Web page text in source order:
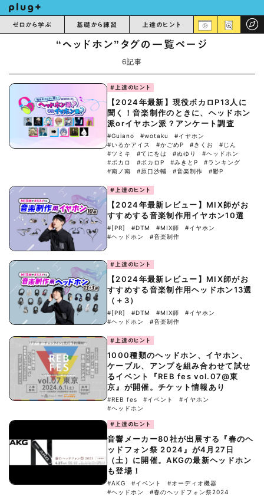
ゼロから学ぶ 基礎から練習 上達のヒント
“ヘッドホン”タグの一覧ページ
6記事
#上達のヒント
【2024年最新】現役ボカロP13人に
聞く！音楽制作のときに、ヘッドホン
派orイヤホン派？アンケート調査
#Guiano #wotaku
#イヤホン
#いるかアイス
#かごめP #きくお
#じん
#ツミキ
#てにをは #ぬゆり
#ヘッドホン
#ボカロ
#ボカロP #みきとP
#ランキング
#南ノ南
#原口沙輔 #音楽制作 #鬱P
#上達のヒント
【2024年最新レビュー】MIX師がお
すすめする音楽制作用イヤホン10選
#[PR] #DTM #MIX師
#イヤホン
#ヘッドホン
#音楽制作
#上達のヒント
【2024年最新レビュー】MIX師がお
すすめする音楽制作用ヘッドホン13選
（＋3）
#[PR] #DTM #MIX師
#イヤホン
#ヘッドホン
#音楽制作
#上達のヒント
1000種類のヘッドホン、イヤホン、
ケーブル、アンプを組み合わせて試せ
るイベント『REB fes vol.07@東
京』が開催。チケット情報あり
#REB fes #イベント
#イヤホン
#ヘッドホン
#上達のヒント
音響メーカー80社が出展する『春のヘ
ッドフォン祭 2024』が4月27日
（土）に開催。AKGの最新ヘッドホン
も登場！
#AKG #イベント
#オーディオ機器
#ヘッドホン
#春のヘッドフォン祭2024